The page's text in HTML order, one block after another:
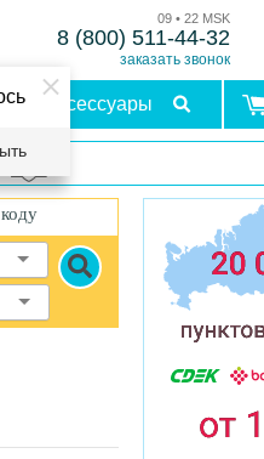
09 • 22 MSK
8 (800) 511-44-32
заказать звонок
Аксессуары